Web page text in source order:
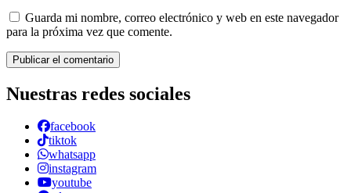
Guarda mi nombre, correo electrónico y web en este navegador
para la próxima vez que comente.
Nuestras redes sociales
facebook
tiktok
whatsapp
instagram
youtube